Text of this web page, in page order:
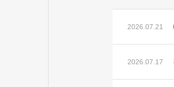
2026.07.21
2026.07.17